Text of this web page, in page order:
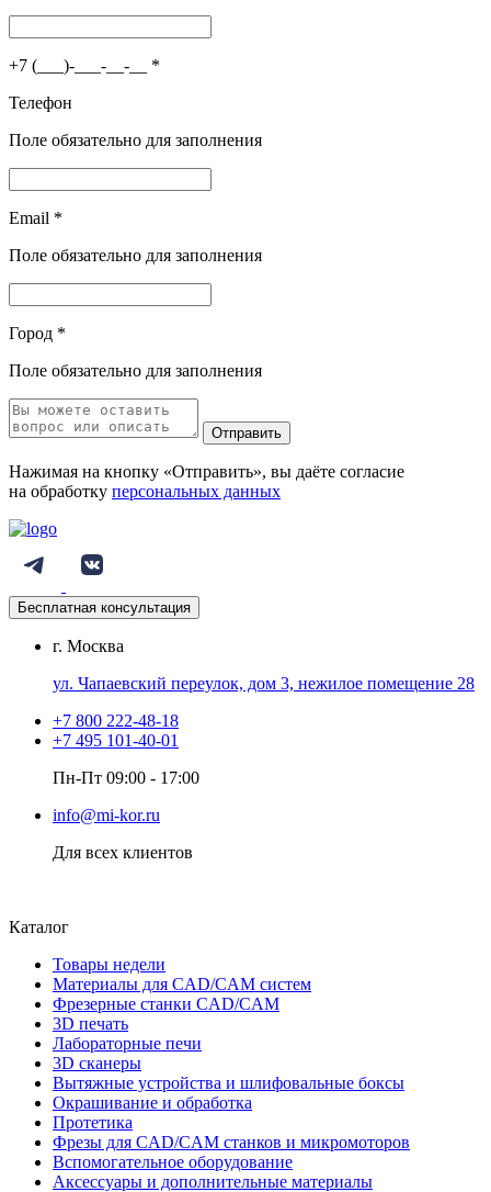
+7 (___)-___-__-__ *
Телефон
Поле обязательно для заполнения
Email *
Поле обязательно для заполнения
Город *
Поле обязательно для заполнения
Отправить
Нажимая на кнопку «Отправить», вы даёте согласие
на обработку персональных данных
Бесплатная консультация
г. Москва
ул. Чапаевский переулок, дом 3, нежилое помещение 28
+7 800 222-48-18
+7 495 101-40-01
Пн-Пт 09:00 - 17:00
info@mi-kor.ru
Для всех клиентов
Каталог
Товары недели
Материалы для CAD/CAM систем
Фрезерные станки CAD/CAM
3D печать
Лабораторные печи
3D сканеры
Вытяжные устройства и шлифовальные боксы
Окрашивание и обработка
Протетика
Фрезы для CAD/CAM станков и микромоторов
Вспомогательное оборудование
Аксессуары и дополнительные материалы